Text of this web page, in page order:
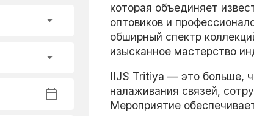
которая объединяет
оптовиков и
обширный спектр
изысканное мастерство
IIJS Tritiya — это больше,
налаживания связей,
Мероприятие